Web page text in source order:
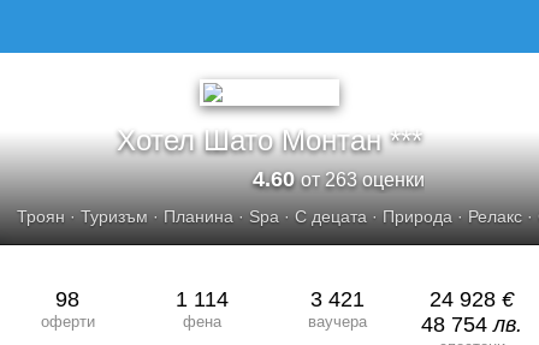
Хотел Шато Монтан ***
4.60от 263 оценки
Троян · Туризъм · Планина · Spa · С децата · Природа · Релакс ·
98
оферти
1 114
фена
3 421
ваучера
24 928 €
48 754лв.